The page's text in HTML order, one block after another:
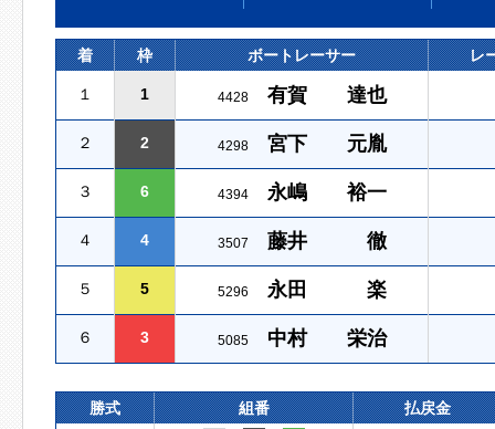
着 枠 ボートレーサー レ
１ 1 4428 有賀 達也
２ 2 4298 宮下 元胤
３ 6 4394 永嶋 裕一
４ 4 3507 藤井 徹
５ 5 5296 永田 楽
６ 3 5085 中村 栄治
勝式 組番 払戻金